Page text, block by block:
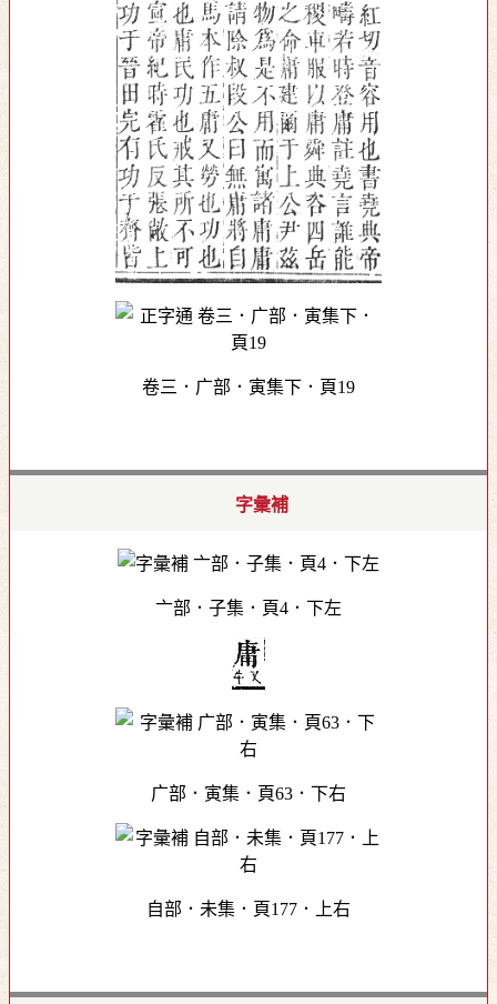
卷三．广部．寅集下．頁19
字彙補
亠部．子集．頁4．下左
广部．寅集．頁63．下右
自部．未集．頁177．上右